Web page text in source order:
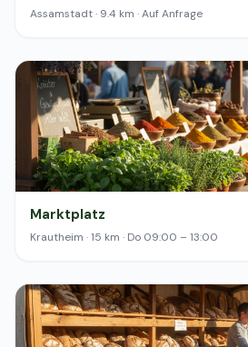
Assamstadt · 9.4 km · Auf Anfrage
Marktplatz
Krautheim · 15 km · Do 09:00 – 13:00